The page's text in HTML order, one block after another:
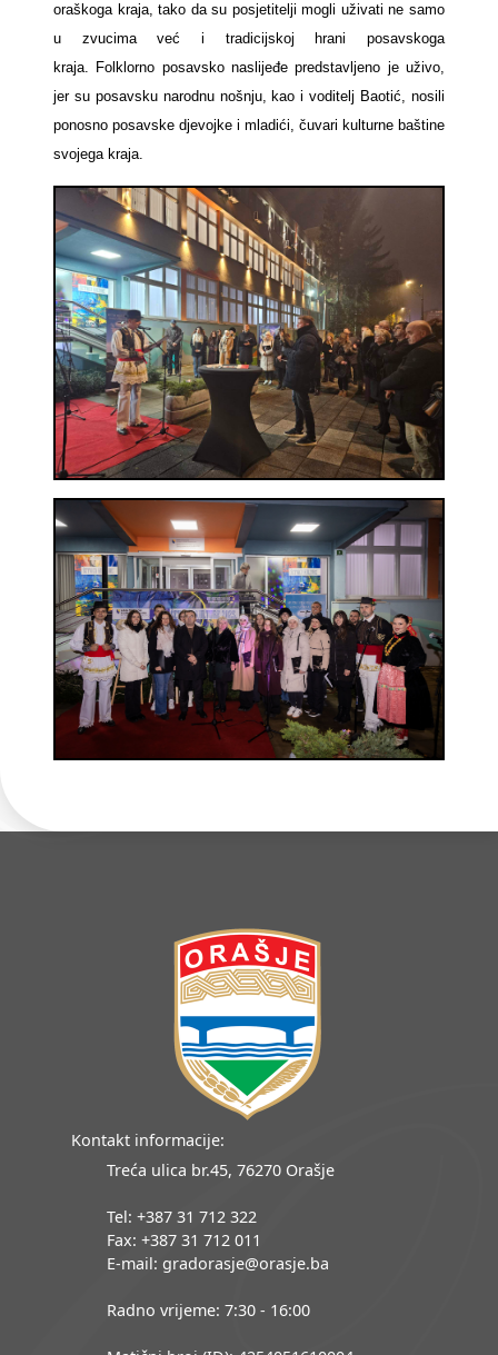
oraškoga kraja, tako da su posjetitelji mogli uživati ne samo
u zvucima već i tradicijskoj hrani posavskoga
kraja. Folklorno posavsko naslijeđe predstavljeno je uživo,
jer su posavsku narodnu nošnju, kao i voditelj Baotić, nosili
ponosno posavske djevojke i mladići, čuvari kulturne baštine
svojega kraja.
Kontakt informacije:
Treća ulica br.45, 76270 Orašje
Tel: +387 31 712 322
Fax: +387 31 712 011
E-mail: gradorasje@orasje.ba
Radno vrijeme: 7:30 - 16:00